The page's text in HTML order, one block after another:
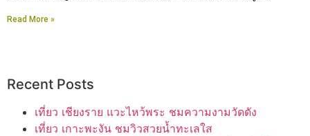
Read More »
Recent Posts
เที่ยว เชียงราย แวะไหว้พระ ชมความงามวัดดัง
เที่ยว เกาะพะงัน ชมวิวสวยน้ำทะเลใส